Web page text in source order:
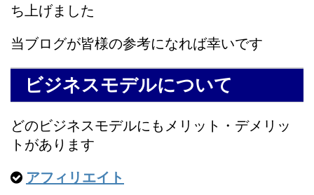
ち上げました
当ブログが皆様の参考になれば幸いです
ビジネスモデルについて
どのビジネスモデルにもメリット・デメリッ
トがあります
アフィリエイト